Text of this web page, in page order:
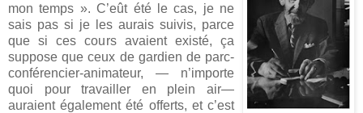
mon temps ». C’eût été le cas, je ne
sais pas si je les aurais suivis, parce
que si ces cours avaient existé, ça
suppose que ceux de gardien de parc-
conférencier-animateur, — n’importe
quoi pour travailler en plein air—
auraient également été offerts, et c’est